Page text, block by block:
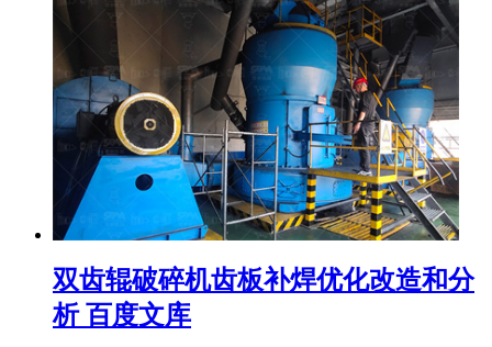
双齿辊破碎机齿板补焊优化改造和分
析 百度文库